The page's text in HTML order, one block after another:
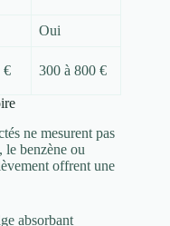
Oui
€ 300 à 800 €
ne mesurent pas
le benzène ou
offrent une
absorbant